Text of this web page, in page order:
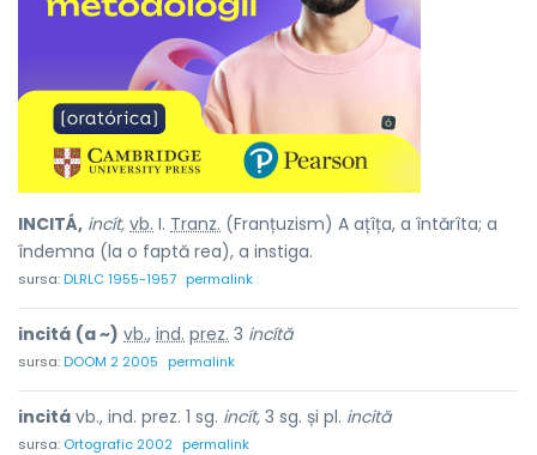
INCITÁ, incít, vb. I. Tranz. (Franțuzism) A ațîța, a întărîta; a
îndemna (la o faptă rea), a instiga.
sursa:DLRLC 1955-1957 permalink
incitá (a ~) vb., ind. prez. 3 incítă
sursa:DOOM 2 2005 permalink
incitá vb., ind. prez. 1 sg. incít, 3 sg. și pl. incită
sursa: Ortografic 2002 permalink